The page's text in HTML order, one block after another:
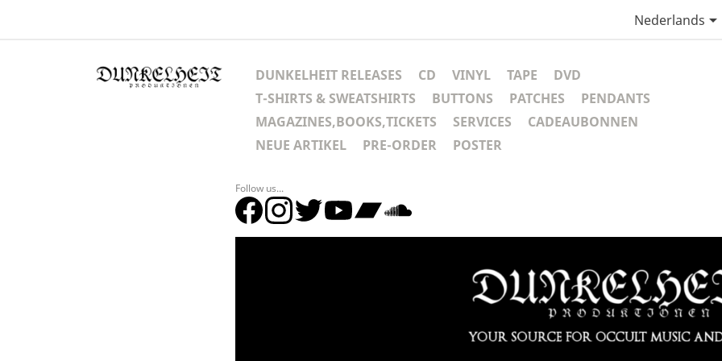
Nederlands
DUNKELHEIT RELEASES CD VINYL TAPE
DVD
T-SHIRTS & SWEATSHIRTS
BUTTONS PATCHES
PENDANTS
MAGAZINES,BOOKS,TICKETS
SERVICES
CADEAUBONNEN
NEUE ARTIKEL
PRE-ORDER POSTER
Follow us...